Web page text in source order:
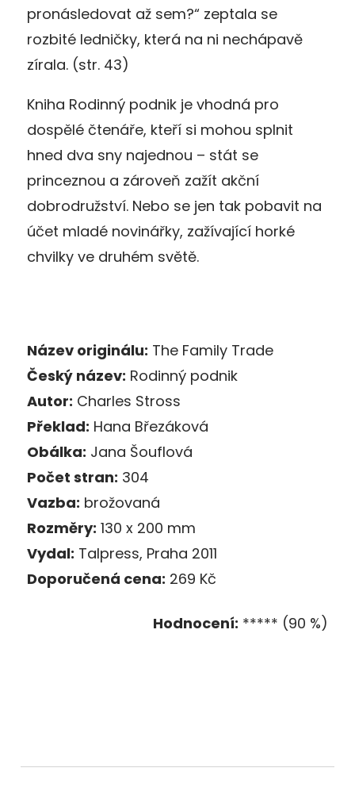
pronásledovat až sem?“ zeptala se
rozbité ledničky, která na ni nechápavě
zírala. (str. 43)
Kniha Rodinný podnik je vhodná pro
dospělé čtenáře, kteří si mohou splnit
hned dva sny najednou – stát se
princeznou a zároveň zažít akční
dobrodružství. Nebo se jen tak pobavit na
účet mladé novinářky, zažívající horké
chvilky ve druhém světě.
Název originálu: The Family Trade
Český název: Rodinný podnik
Autor: Charles Stross
Překlad: Hana Březáková
Obálka: Jana Šouflová
Počet stran: 304
Vazba: brožovaná
Rozměry: 130 x 200 mm
Vydal: Talpress, Praha 2011
Doporučená cena: 269 Kč
Hodnocení: ***** (90 %)